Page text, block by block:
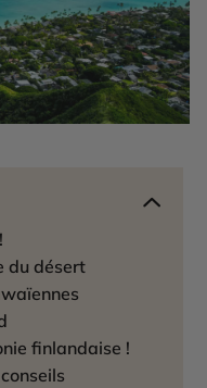
du désert
finlandaise !